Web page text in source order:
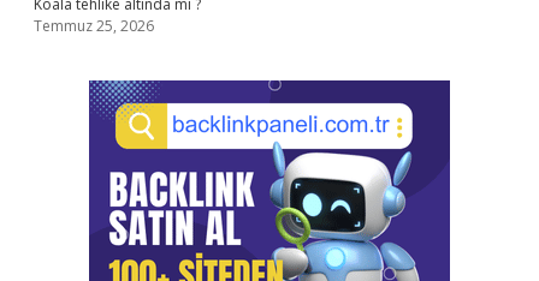
Koala tehlike altında mı ?
Temmuz 25, 2026